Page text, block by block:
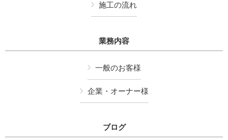
施工の流れ
業務内容
一般のお客様
企業・オーナー様
ブログ